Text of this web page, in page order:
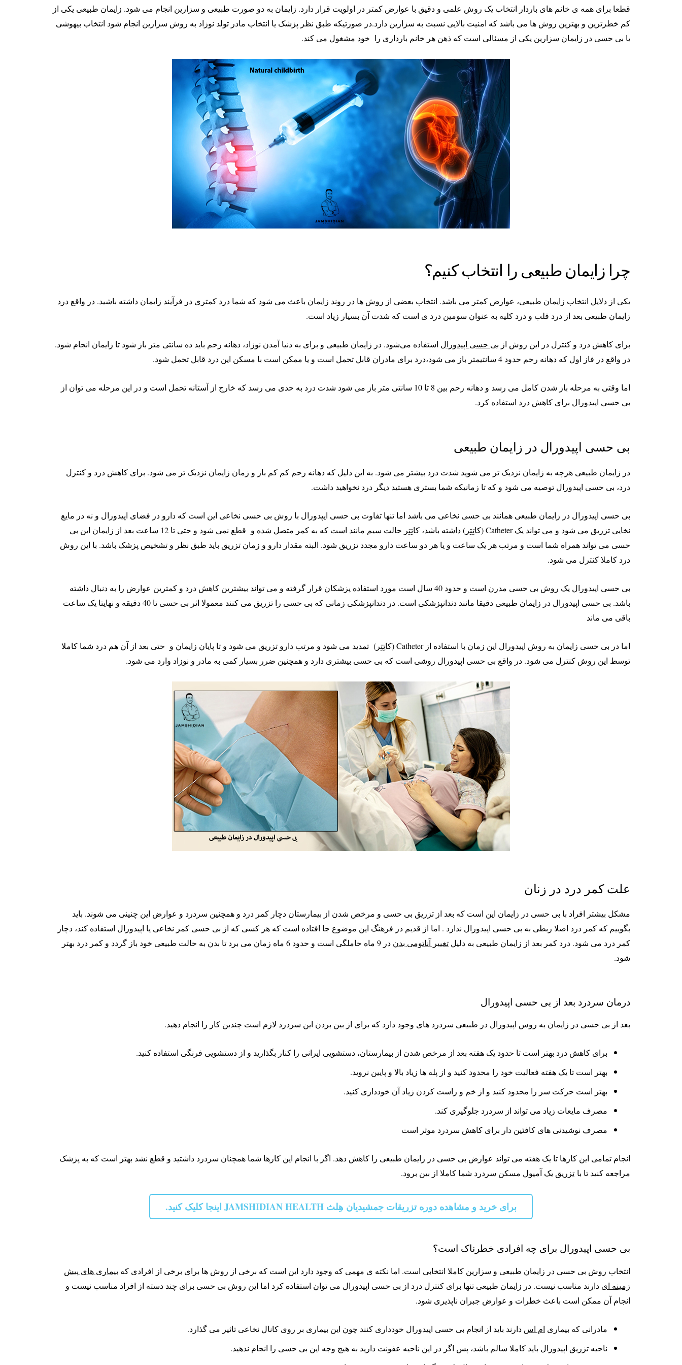
قطعا برای همه ی خانم های باردار انتخاب یک روش علمی و دقیق با عوارض کمتر در اولویت قرار دارد. زایمان به دو صورت طبیعی و سزارین انجام می شود. زایمان طبیعی یکی از
کم خطرترین و بهترین روش ها می باشد که امنیت بالایی نسبت به سزارین دارد.در صورتیکه طبق نظر پزشک یا انتخاب مادر تولد نوزاد به روش سزارین انجام شود انتخاب بیهوشی
یا بی حسی در زایمان سزارین یکی از مسئالی است که ذهن هر خانم بارداری را خود مشغول می کند.
چرا زایمان طبیعی را انتخاب کنیم؟
یکی از دلایل انتخاب زایمان طبیعی، عوارض کمتر می باشد. انتخاب بعضی از روش ها در روند زایمان باعث می شود که شما درد کمتری در فرآیند زایمان داشته باشید. در واقع درد
زایمان طبیعی بعد از درد قلب و درد کلیه به عنوان سومین درد ی است که شدت آن بسیار زیاد است.
برای کاهش درد و کنترل در این روش از بی حسی اپیدورال استفاده می‌شود. در زایمان طبیعی و برای به دنیا آمدن نوزاد، دهانه رحم باید ده سانتی متر باز شود تا زایمان انجام شود.
در واقع در فاز اول که دهانه رحم حدود 4 سانتیمتر باز می شود،درد برای مادران قابل تحمل است و یا ممکن است با مسکن این درد قابل تحمل شود.
اما وقتی به مرحله باز شدن کامل می رسد و دهانه رحم بین 8 تا 10 سانتی متر باز می شود شدت درد به حدی می رسد که خارج از آستانه تحمل است و در این مرحله می توان از
بی حسی اپیدورال برای کاهش درد استفاده کرد.
بی حسی اپیدورال در زایمان طبیعی
در زایمان طبیعی هرچه به زایمان نزدیک تر می شوید شدت درد بیشتر می شود. به این دلیل که دهانه رحم کم کم باز و زمان زایمان نزدیک تر می شود. برای کاهش درد و کنترل
درد، بی حسی اپیدورال توصیه می شود و که تا زمانیکه شما بستری هستید دیگر درد نخواهید داشت.
بی حسی اپیدورال در زایمان طبیعی همانند بی حسی نخاعی می باشد اما تنها تفاوت بی حسی ایپدورال با روش بی حسی نخاعی این است که دارو در فضای اپیدورال و نه در مایع
نخایی تزریق می شود و می تواند یک Catheter (کاتِتِر) داشته باشد، کاتِتِر حالت سیم مانند است که به کمر متصل شده و قطع نمی شود و حتی تا 12 ساعت بعد از زایمان این بی
حسی می تواند همراه شما است و مرتب هر یک ساعت و یا هر دو ساعت دارو مجدد تزریق شود. البته مقدار دارو و زمان تزریق باید طبق نظر و تشخیص پزشک باشد. با این روش
درد کاملا کنترل می شود.
بی حسی اپیدورال یک روش بی حسی مدرن است و حدود 40 سال است مورد استفاده پزشکان قرار گرفته و می تواند بیشترین کاهش درد و کمترین عوارض را به دنبال داشته
باشد.
بی حسی اپیدورال در زایمان طبیعی دقیقا مانند دندانپزشکی است. در دندانپزشکی زمانی که بی حسی را تزریق می کنند معمولا اثر بی حسی تا 40 دقیقه و نهایتا یک ساعت
باقی می ماند
اما در بی حسی زایمان به روش اپیدورال این زمان با استفاده از Catheter (کاتِتِر) تمدید می شود و مرتب دارو تزریق می شود و تا پایان زایمان و حتی بعد از آن هم درد شما کاملا
توسط این روش کنترل می شود. در واقع بی حسی اپیدورال روشی است که بی حسی بیشتری دارد و همچنین ضرر بسیار کمی به مادر و نوزاد وارد می شود.
علت کمر درد در زنان
مشکل بیشتر افراد با بی حسی در زایمان این است که بعد از تزریق بی حسی و مرخص شدن از بیمارستان دچار کمر درد و همچنین سردرد و عوارض این چنینی می شوند. باید
بگوییم که کمر درد اصلا ربطی به بی حسی اپیدورال ندارد . اما از قدیم در فرهنگ این موضوع جا افتاده است که هر کسی که از بی حسی کمر نخاعی یا اپیدورال استفاده کند، دچار
کمر درد می شود. درد کمر بعد از زایمان طبیعی به دلیل تغییر آناتومی بدن
در 9 ماه حاملگی است و حدود 6 ماه زمان می برد تا بدن به حالت طبیعی خود باز گردد و کمر درد بهتر
شود.
درمان سردرد بعد از بی حسی اپیدورال
بعد از بی حسی در زایمان به روس اپیدورال در طبیعی سردرد های وجود دارد که برای از بین بردن این سردرد لازم است چندین کار را انجام دهید.
برای کاهش درد بهتر است تا حدود یک هفته بعد از مرخص شدن از بیمارستان، دستشویی ایرانی را کنار بگذارید و از دستشویی فرنگی استفاده کنید.
بهتر است تا یک هفته فعالیت خود را محدود کنید و از پله ها زیاد بالا و پایین نروید.
بهتر است حرکت سر را محدود کنید و از خم و راست کردن زیاد آن خودداری کنید.
مصرف مایعات زیاد می تواند از سردرد جلوگیری کند.
مصرف نوشیدنی های کافئین دار برای کاهش سردرد موثر است
انجام تمامی این کارها تا یک هفته می تواند عوارض بی حسی در زایمان طبیعی را کاهش دهد. اگر با انجام این کارها شما همچنان سردرد داشتید و قطع نشد بهتر است که به پزشک
مراجعه کنید تا با تزریق یک آمپول مسکن سردرد شما کاملا از بین برود.
برای خرید و مشاهده دوره تزریقات جمشیدیان هِلث JAMSHIDIAN HEALTH اینجا کلیک کنید.
بی حسی اپیدورال برای چه افرادی خطرناک است؟
انتخاب روش بی حسی در زایمان طبیعی و سزارین کاملا انتخابی است. اما نکته ی مهمی که وجود دارد این است که برخی از روش ها برای برخی از افرادی که بیماری های پیش
زمینه ای دارند مناسب نیست. در زایمان طبیعی تنها برای کنترل درد از بی حسی اپیدورال می توان استفاده کرد اما این روش بی حسی برای چند دسته از افراد مناسب نیست و
انجام آن ممکن است باعث خطرات و عوارض جبران ناپذیری شود.
مادرانی که بیماری ام اس دارند باید از انجام بی حسی اپیدورال خودداری کنند چون این بیماری بر روی کانال نخاعی تاثیر می گذارد.
ناحیه تزریق اپیدورال باید کاملا سالم باشد، پس اگر در این ناحیه عفونت دارید به هیچ وجه این بی حسی را انجام ندهید.